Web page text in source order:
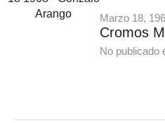
Marzo 18,
Cromos
No publicado